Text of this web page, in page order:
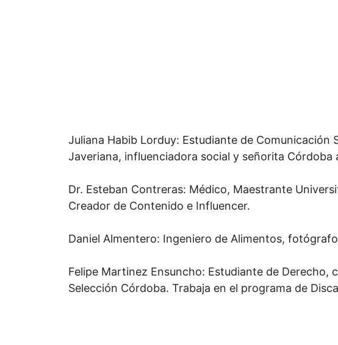
Juliana Habib Lorduy: Estudiante de Comunicación
Javeriana, influenciadora social y señorita Córdoba
Dr. Esteban Contreras: Médico, Maestrante
Creador de Contenido e Influencer.
Daniel Almentero: Ingeniero de Alimentos,
Felipe Martinez Ensuncho: Estudiante de Derecho,
Selección Córdoba. Trabaja en el programa de